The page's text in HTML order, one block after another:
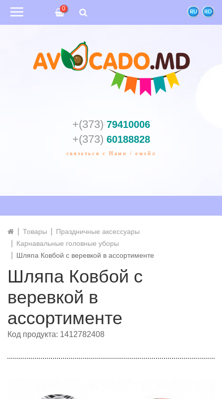
RU RO
0
+(373) 79410006
+(373) 60188828
связаться с Нами / емэйл
Товары
Праздничные аксессуары
Карнавальные головные уборы
Шляпа Ковбой с веревкой в ассортименте
Шляпа Ковбой с
веревкой в
ассортименте
Код продукта: 1412782408